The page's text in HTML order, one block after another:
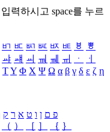
력하시고 space를 누르
ㅲ ㅳ ㅴ ㅵ ㅶ ㅷ ㅸ
ㅹ
ㆇ ㆈ ㆉ ㆊ ㆋ ㆌ ㆍ
ㆎ
ΤΥ Φ Χ Ψ Ω α β γ δ ε ζ η
פ ם ן ו ט א ר ק
（ ） ［ ］ ｛ ｝